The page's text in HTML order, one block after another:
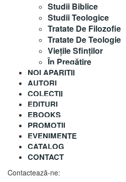
Studii Biblice
Studii Teologice
Tratate De Filozofie
Tratate De Teologie
Vieţile Sfinţilor
În Pregătire
NOI APARITII
AUTORI
COLECȚII
EDITURI
EBOOKS
PROMOȚII
EVENIMENTE
CATALOG
CONTACT
Contactează-ne: